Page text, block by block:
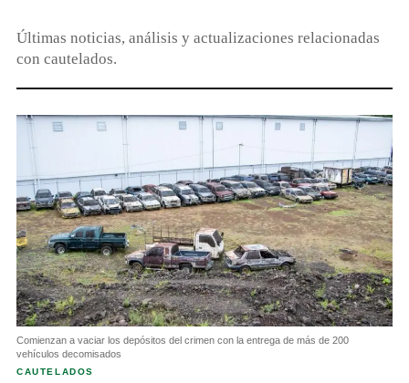
Últimas noticias, análisis y actualizaciones relacionadas
con cautelados.
CAUTELADOS
Comienzan a vaciar los depósitos del crimen con la entrega de más de 200
vehículos decomisados